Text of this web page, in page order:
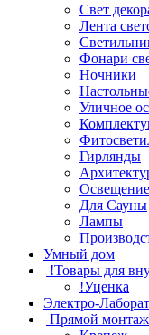
Свет
Лента
Фонари
Ночники
Уличное
Гирлянды
Для Сауны
Лампы
Умный дом
!Товары для
!Уценка
Электро-
Прямой монтаж